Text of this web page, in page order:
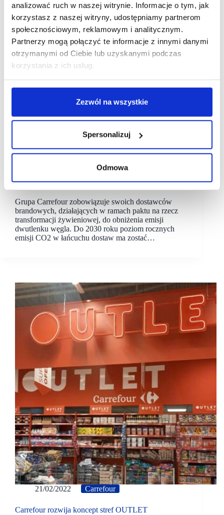
analizować ruch w naszej witrynie. Informacje o tym, jak
korzystasz z naszej witryny, udostępniamy partnerom
społecznościowym, reklamowym i analitycznym.
Partnerzy mogą połączyć te informacje z innymi danymi
otrzymanymi od Ciebie lub uzyskanymi podczas
korzystania z ich usług.
Zezwól na wszystkie
Spersonalizuj
Odmowa
25/02/2022 Carrefour
emisji CO2
Grupa Carrefour zobowiązuje swoich dostawców
brandowych, działających w ramach paktu na rzecz
transformacji żywieniowej, do obniżenia emisji
dwutlenku węgla. Do 2030 roku poziom rocznych
emisji CO2 w łańcuchu dostaw ma zostać…
21/02/2022 Carrefour
Carrefour rozwija koncept stref OUTLET